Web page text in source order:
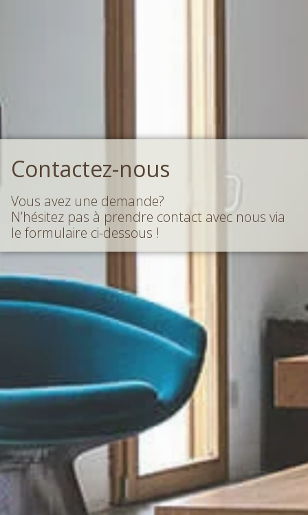
Contactez-nous
Vous avez une demande?
N’hésitez pas à prendre contact avec nous via
le formulaire ci-dessous !